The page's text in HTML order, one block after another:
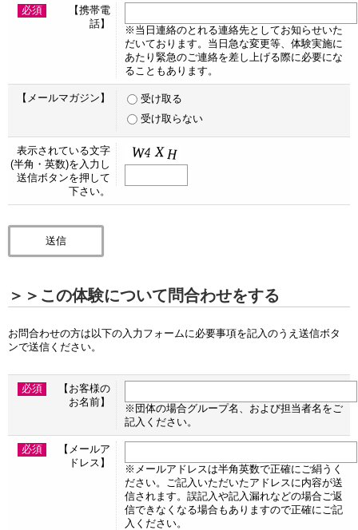
必須
【携帯電
話】
※当日連絡のとれる連絡先としてお知らせいた
だいております。当日急な変更等、体験実施に
あたり緊急のご連絡を差し上げる際に必要にな
ることもあります。
【メールマガジン】
受け取る
受け取らない
表示されている文字
(半角・英数)を入力し
送信ボタンを押して
下さい。
＞＞この体験について問合わせをする
お問合わせの方は以下の入力フォームに必要事項を記入のうえ送信ボタ
ンで送信ください。
必須
【お客様の
お名前】
※団体の場合グループ名、および担当者名をご
記入ください。
必須
【メールア
ドレス】
※メールアドレスは半角英数で正確にご絹うく
ださい。ご記入いただいたアドレスに内容が送
信されます。誤記入や記入漏れなどの場合ご返
信できなくなる場合もありますので正確にご記
入ください。